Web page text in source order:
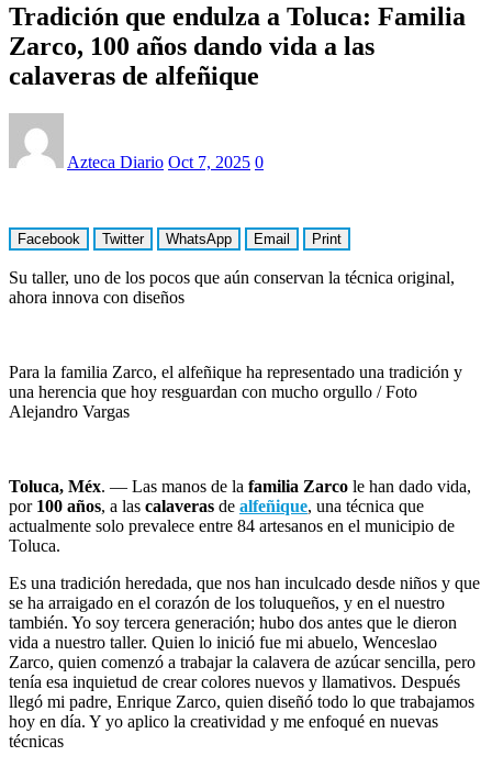
Tradición que endulza a Toluca: Familia
Zarco, 100 años dando vida a las
calaveras de alfeñique
Azteca Diario Oct 7, 2025 0
Facebook Twitter WhatsApp Email Print
Su taller, uno de los pocos que aún conservan la técnica original,
ahora innova con diseños
Para la familia Zarco, el alfeñique ha representado una tradición y
una herencia que hoy resguardan con mucho orgullo / Foto
Alejandro Vargas
Toluca, Méx. — Las manos de la familia Zarco le han dado vida,
por 100 años, a las calaveras de alfeñique, una técnica que
actualmente solo prevalece entre 84 artesanos en el municipio de
Toluca.
Es una tradición heredada, que nos han inculcado desde niños y que
se ha arraigado en el corazón de los toluqueños, y en el nuestro
también. Yo soy tercera generación; hubo dos antes que le dieron
vida a nuestro taller. Quien lo inició fue mi abuelo, Wenceslao
Zarco, quien comenzó a trabajar la calavera de azúcar sencilla, pero
tenía esa inquietud de crear colores nuevos y llamativos. Después
llegó mi padre, Enrique Zarco, quien diseñó todo lo que trabajamos
hoy en día. Y yo aplico la creatividad y me enfoqué en nuevas
técnicas